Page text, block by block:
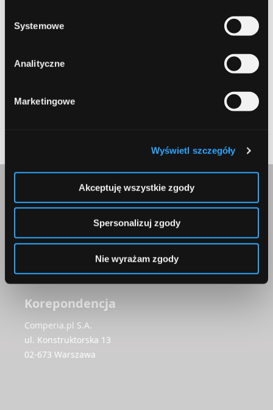
Systemowe
Analityczne
Marketingowe
Wyświetl szczegóły
Akceptuję wszystkie zgody
Spersonalizuj zgody
Nie wyrażam zgody
kolejnych komentarzy.
Skontaktuj się z nami
Korepondencja
Comperia.pl S.A.
ul. Konstruktorska 13
02-673 Warszawa